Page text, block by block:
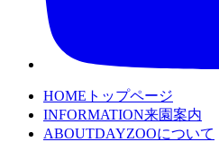
HOME トップページ
INFORMATION来園案内
ABOUTDAYZOOについて